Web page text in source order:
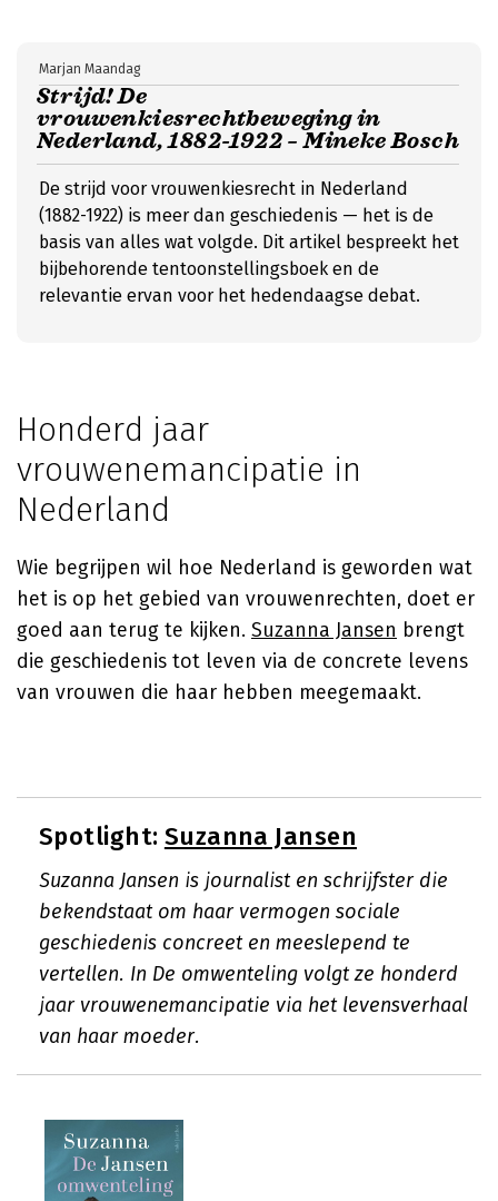
Strijd! De
vrouwenkiesrechtbeweging in
Nederland, 1882-1922 – Mineke Bosch
Marjan Maandag
De strijd voor vrouwenkiesrecht in Nederland
(1882-1922) is meer dan geschiedenis — het is de
basis van alles wat volgde. Dit artikel bespreekt het
bijbehorende tentoonstellingsboek en de
relevantie ervan voor het hedendaagse debat.
Honderd jaar
vrouwenemancipatie in
Nederland
Wie begrijpen wil hoe Nederland is geworden wat
het is op het gebied van vrouwenrechten, doet er
goed aan terug te kijken. Suzanna Jansen brengt
die geschiedenis tot leven via de concrete levens
van vrouwen die haar hebben meegemaakt.
Spotlight: Suzanna Jansen
Suzanna Jansen is journalist en schrijfster die
bekendstaat om haar vermogen sociale
geschiedenis concreet en meeslepend te
vertellen. In De omwenteling volgt ze honderd
jaar vrouwenemancipatie via het levensverhaal
van haar moeder.